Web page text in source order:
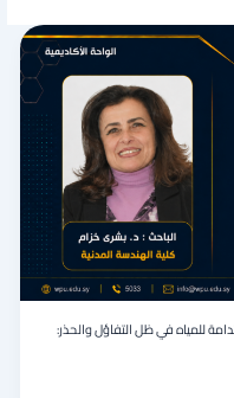
للمياه في ظل التفاؤل والحذر: